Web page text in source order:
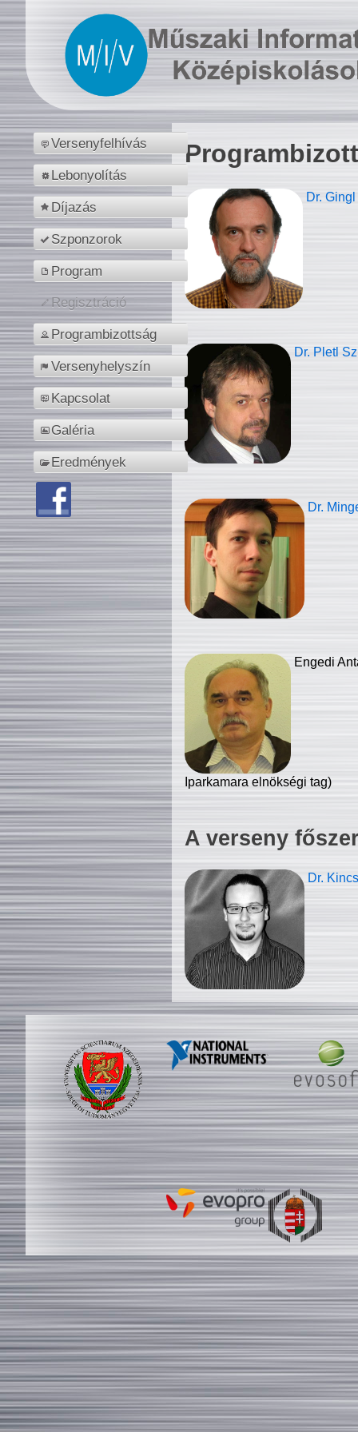
Versenyfelhívás
Lebonyolítás
Díjazás
Szponzorok
Program
Regisztráció
Programbizottság
Versenyhelyszín
Kapcsolat
Galéria
Eredmények
Dr.
Dr. Pletl
Dr.
Engedi
Iparkamara elnökségi tag)
A verseny
Dr.